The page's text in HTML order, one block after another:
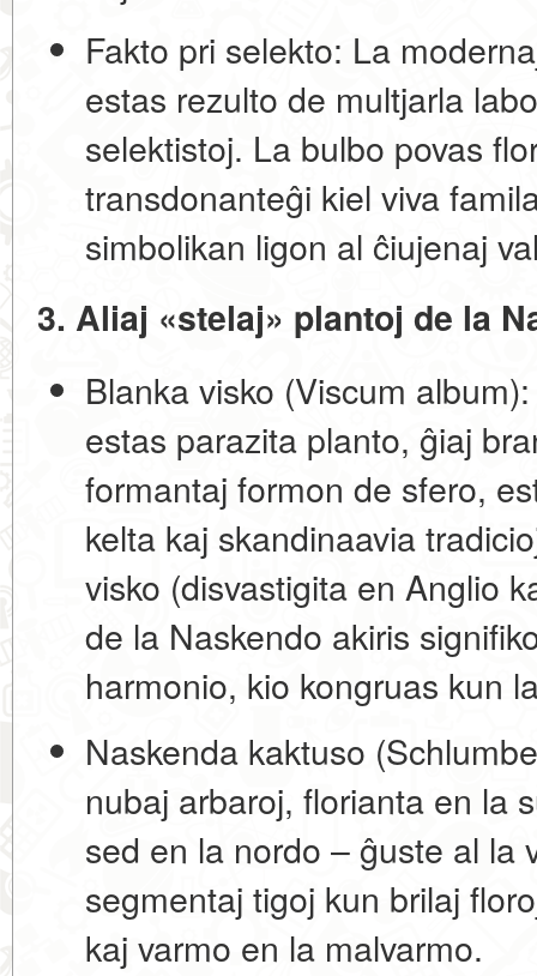
Fakto pri selekto: La
estas rezulto de multjarla
selektistoj. La bulbo povas
transdonanteĝi kiel viva
simbolikan ligon al ĉiujenaj
3. Aliaj «stelaj» plantoj de la
Blanka visko (Viscum album):
estas parazita planto, ĝiaj
formantaj formon de sfero,
kelta kaj skandinaavia
visko (disvastigita en Anglio
de la Naskendo akiris
harmonio, kio kongruas kun
Naskenda kaktuso
nubaj arbaroj, florianta en la
sed en la nordo – ĝuste al la
segmentaj tigoj kun brilaj
kaj varmo en la malvarmo.